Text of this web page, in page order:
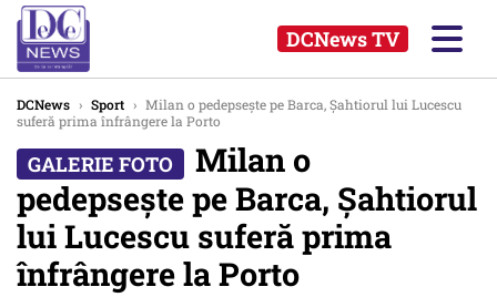
DCNews TV
DCNews › Sport › Milan o pedepseşte pe Barca, Şahtiorul lui Lucescu
suferă prima înfrângere la Porto
Milan o
pedepseşte pe Barca, Şahtiorul
lui Lucescu suferă prima
înfrângere la Porto